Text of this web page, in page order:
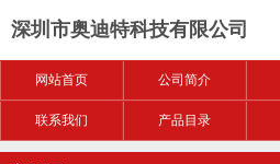
深圳市奥迪特科技有限公司
网站首页 公司简介
联系我们 产品目录